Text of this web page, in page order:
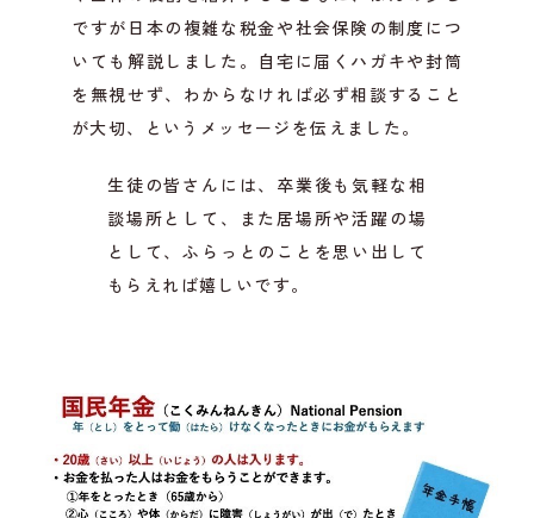
ですが日本の複雑な税金や社会保険の制度につ
いても解説しました。自宅に届くハガキや封筒
を無視せず、わからなければ必ず相談すること
が大切、というメッセージを伝えました。
生徒の皆さんには、卒業後も気軽な相
談場所として、また居場所や活躍の場
として、ふらっとのことを思い出して
もらえれば嬉しいです。